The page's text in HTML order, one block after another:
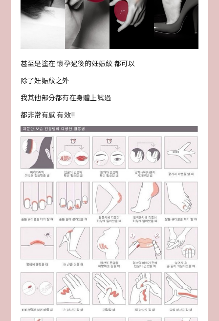
甚至是塗在 懷孕過後的妊娠紋 都可以
除了妊娠紋之外
我其他部分都有在身體上試過
都非常有感 有效!!